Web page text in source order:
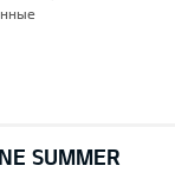
SUMMER